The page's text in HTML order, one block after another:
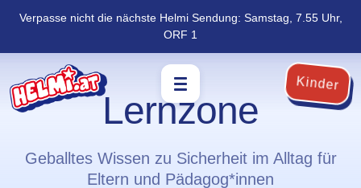
Navigation
Zum
Verpasse nicht die nächste Helmi Sendung: Samstag, 7.55 Uhr,
ORF 1
Kinder
Lernzone
Geballtes Wissen zu Sicherheit im Alltag für
Eltern und Pädagog*innen